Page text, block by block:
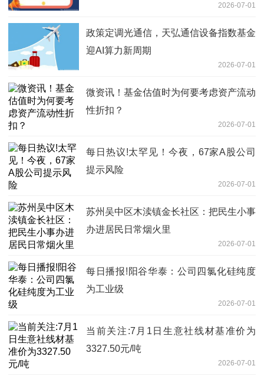
2026-07-01
政策定调光通信，天弘通信设备指数基金
迎AI算力新周期
2026-07-01
微资讯！基金估值时为何要考虑资产流动
性折扣？
2026-07-01
每日热议!太罕见！今夜，67家A股公司
提示风险
2026-07-01
苏州吴中区木渎镇金长社区：把民生小事
办进居民日常烟火里
2026-07-01
每日播报!阳谷华泰：公司四氯化硅纯度
为工业级
2026-07-01
当前关注:7月1日生意社线材基准价为
3327.50元/吨
2026-07-01